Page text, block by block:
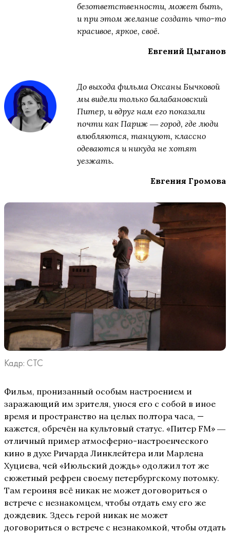
безответственности, может быть,
и при этом желание создать что-то
красивое, яркое, своё.
Евгений Цыганов
До выхода фильма Оксаны Бычковой
мы видели только балабановский
Питер, и вдруг нам его показали
почти как Париж ― город, где люди
влюбляются, танцуют, классно
одеваются и никуда не хотят
уезжать.
Евгения Громова
Кадр: СТС
Фильм, пронизанный особым настроением и
заражающий им зрителя, унося его с собой в иное
время и пространство на целых полтора часа, —
кажется, обречён на культовый статус. «Питер FM» ―
отличный пример атмосферно-настроенческого
кино в духе Ричарда Линклейтера или Марлена
Хуциева, чей «Июльский дождь» одолжил тот же
сюжетный рефрен своему петербургскому потомку.
Там героиня всё никак не может договориться о
встрече с незнакомцем, чтобы отдать ему его же
дождевик. Здесь герой никак не может
договориться о встрече с незнакомкой, чтобы отдать